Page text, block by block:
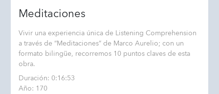
Meditaciones
Vivir una experiencia única de Listening Comprehension
a través de “Meditaciones” de Marco Aurelio; con un
formato bilingüe, recorremos 10 puntos claves de esta
obra.
Duración: 0:16:53
Año: 170